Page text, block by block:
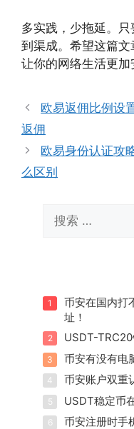
多实践，少拖延。
到渠成。希望这篇文
让你的网络生活更加
欧易返佣比例设
返佣
欧易身份认证攻
么区别
索：
1
币安在国内打
址！
2 USDT-
3 币安有没有电
4 币安账户双重
5 USDT稳定币
6 币安注册时手